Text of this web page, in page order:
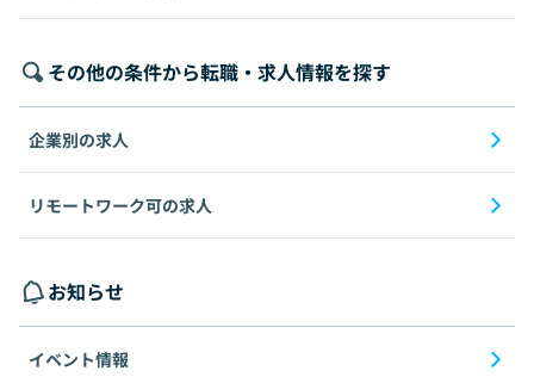
その他の条件から転職・求人情報を探す
企業別の求人
リモートワーク可の求人
お知らせ
イベント情報